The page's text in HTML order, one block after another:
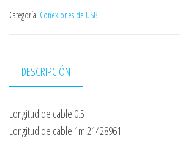
Categoría: Conexiones de USB
DESCRIPCIÓN
Longitud de cable 0.5
Longitud de cable 1m 21428961